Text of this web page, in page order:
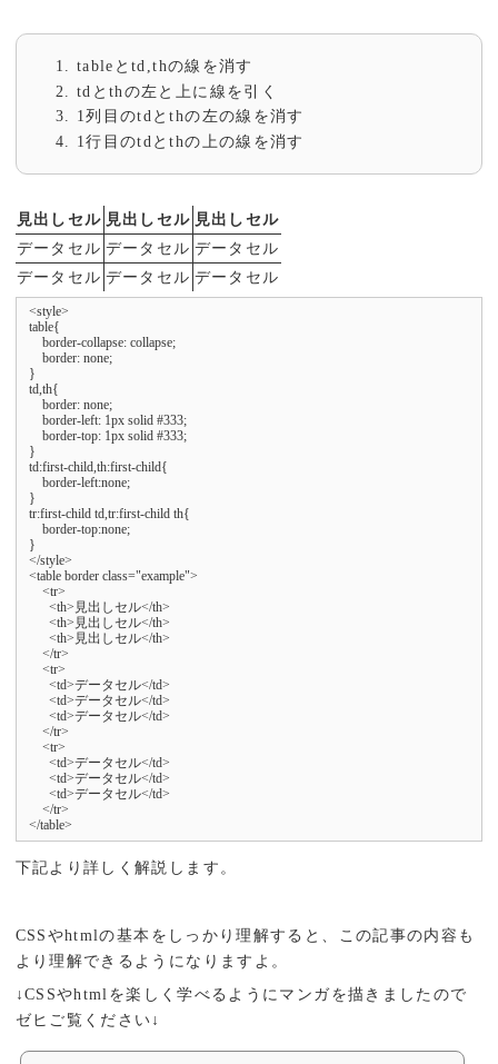
tableとtd,thの線を消す
tdとthの左と上に線を引く
1列目のtdとthの左の線を消す
1行目のtdとthの上の線を消す
見出しセル 見出しセル 見出しセル
データセル データセル データセル
データセル データセル データセル
<style>
table{
}
td,th{
}
td:first-child,th:first-child{
}
tr:first-child td,tr:first-child th{
}
</style>
<table border class="example">
    <tr>
      <th>見出しセル</th>
      <th>見出しセル</th>
      <th>見出しセル</th>
    </tr>
    <tr>
      <td>データセル</td>
      <td>データセル</td>
      <td>データセル</td>
    </tr>
    <tr>
      <td>データセル</td>
      <td>データセル</td>
      <td>データセル</td>
    </tr>
</table>
下記より詳しく解説します。
CSSやhtmlの基本をしっかり理解すると、この記事の内容も
より理解できるようになりますよ。
↓CSSやhtmlを楽しく学べるようにマンガを描きましたので
ゼヒご覧ください↓